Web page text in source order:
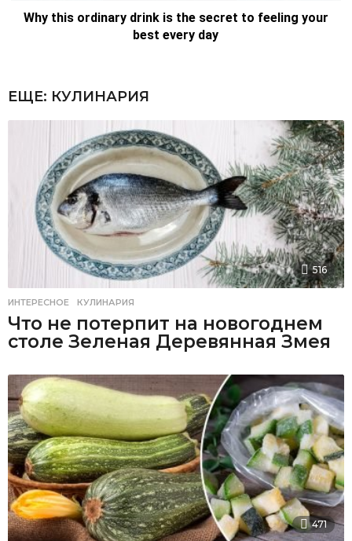
ЕЩЕ: КУЛИНАРИЯ
516
ИНТЕРЕСНОЕ ,КУЛИНАРИЯ
Что не потерпит на новогоднем
столе Зеленая Деревянная Змея
471